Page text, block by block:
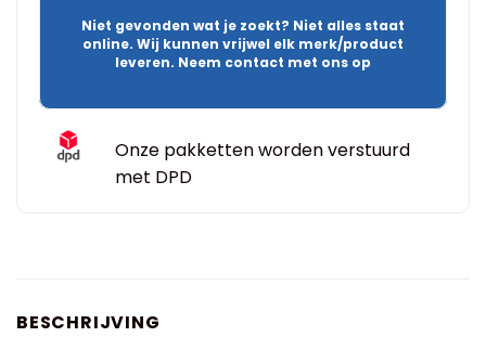
Niet gevonden wat je zoekt? Niet alles staat
online. Wij kunnen vrijwel elk merk/product
leveren. Neem contact met ons op
Onze pakketten worden verstuurd
met DPD
BESCHRIJVING